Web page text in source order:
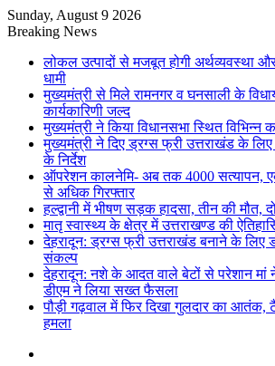
Sunday, August 9 2026
Breaking News
लोकल उत्पादों से मजबूत होगी अर्थव्यवस्था
धामी
मुख्यमंत्री से मिले रामनगर व घनसाली के
कार्यकारिणी जल्द
मुख्यमंत्री ने किया विधानसभा स्थित विभिन्न
मुख्यमंत्री ने दिए ड्रग्स फ्री उत्तराखंड के
के निर्देश
ऑपरेशन कालनेमि- अब तक 4000 सत्यापन,
से अधिक गिरफ्तार
हल्द्वानी में भीषण सड़क हादसा, तीन की मौत,
मातृ स्वास्थ्य के क्षेत्र में उत्तराखण्ड की
देहरादून: ड्रग्स फ्री उत्तराखंड बनाने के
संकल्प
देहरादून: नशे के आदत वाले बेटों से परेशान मां
डीएम ने लिया सख्त फैसला
पौड़ी गढ़वाल में फिर दिखा गुलदार का
हमला